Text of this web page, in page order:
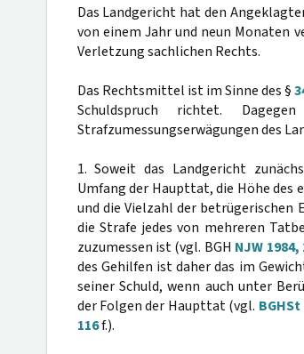
Das Landgericht hat den
von einem Jahr und neun Monaten
Verletzung sachlichen Rechts.
Das Rechtsmittel ist im Sinne des §
Schuldspruch richtet.
Strafzumessungserwägungen des
1. Soweit das Landgericht
Umfang der Haupttat, die Höhe des
und die Vielzahl der
die Strafe jedes von mehreren
zuzumessen ist (vgl. BGH NJW 1984,
des Gehilfen ist daher das im
seiner Schuld, wenn auch unter
der Folgen der Haupttat (vgl. BGHSt
116f.).